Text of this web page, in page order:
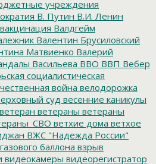
учреждения
В. Путин В.И. Ленин
вакцинация Валдгейм
Валентин Брусиловский
Матвиенко Валерий
Васильева ВВО ВВП Вебер
социалистическая
война велодорожка
суд весенние каникулы
ветеран ветераны ветераны
ветхие дома ветхое
ВЖС "Надежда России"
баллона взрыв
видеокамеры видеорегистратор